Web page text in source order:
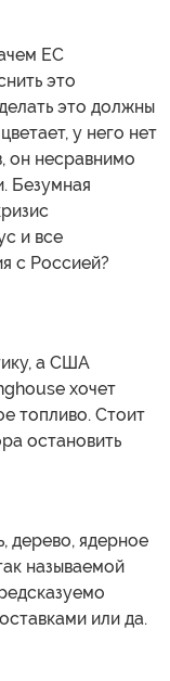
ЕС
это
это должны
у него нет
он несравнимо
Безумная
и все
с Россией?
а США
хочет
топливо. Стоит
остановить
дерево, ядерное
называемой
или да.